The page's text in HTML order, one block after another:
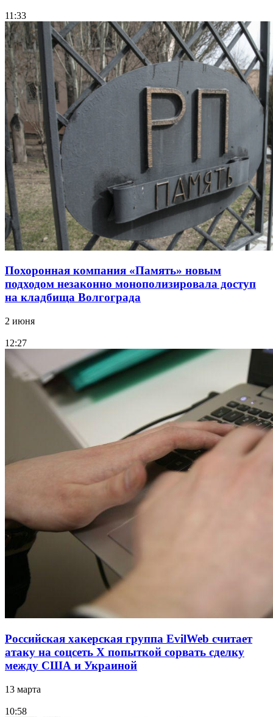
11:33
Похоронная компания «Память» новым
подходом незаконно монополизировала доступ
на кладбища Волгограда
2 июня
12:27
Российская хакерская группа EvilWeb считает
атаку на соцсеть Х попыткой сорвать сделку
между США и Украиной
13 марта
10:58